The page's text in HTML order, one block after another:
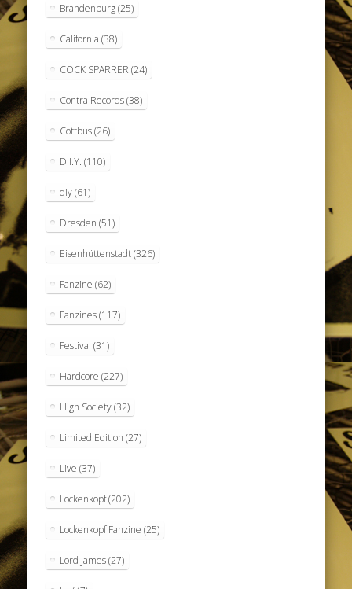
Brandenburg(25)
California (38)
COCK SPARRER (24)
Contra Records(38)
Cottbus(26)
D.I.Y. (110)
diy(61)
Dresden (51)
Eisenhüttenstadt(326)
Fanzine (62)
Fanzines(117)
Festival (31)
Hardcore (227)
High Society(32)
Limited Edition (27)
Live (37)
Lockenkopf(202)
Lockenkopf Fanzine (25)
Lord James(27)